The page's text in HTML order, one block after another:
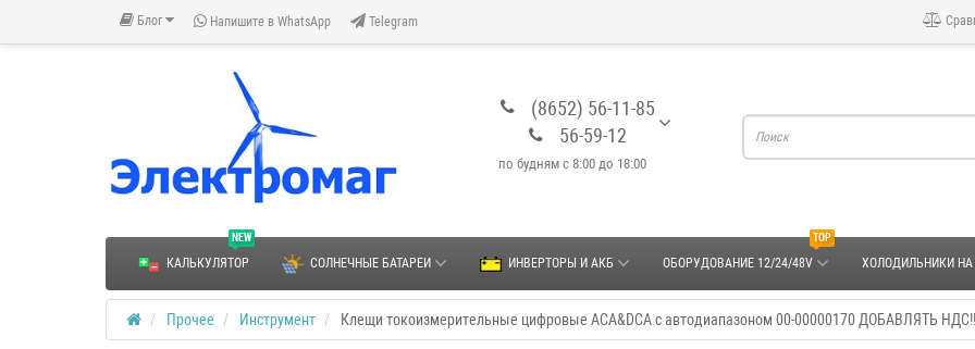
Блог Напишите в WhatsApp Telegram
(8652) 56-11-85
56-59-12
по будням с 8:00 до 18:00
NEW
КАЛЬКУЛЯТОР СОЛНЕЧНЫЕ БАТАРЕИ ИНВЕРТОРЫ И АКБ
TOP
ОБОРУДОВАНИЕ 12/24/48V ХОЛОДИЛЬНИКИ НА
Прочее Инструмент Клещи токоизмерительные цифровые ACA&DCA с автодиапазоном 00-00000170 ДОБАВЛЯТЬ